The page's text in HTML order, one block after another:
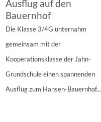
Ausflug auf den
Bauernhof
Die Klasse 3/4G unternahm
gemeinsam mit der
Kooperationsklasse der Jahn-
Grundschule einen spannenden
Ausflug zum Hansen-Bauernhof...